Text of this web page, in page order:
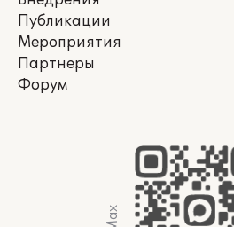
Публикации
Мероприятия
Партнеры
Форум